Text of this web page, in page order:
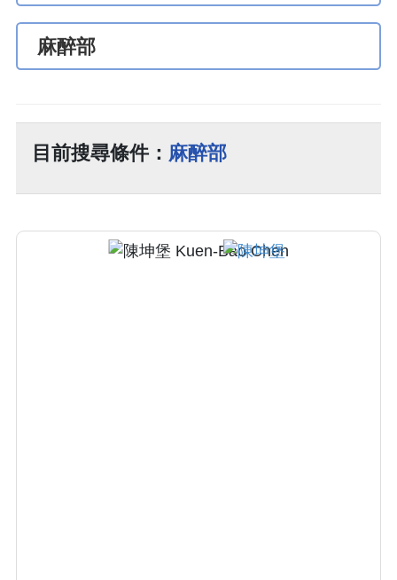
麻醉部
目前搜尋條件： 麻醉部